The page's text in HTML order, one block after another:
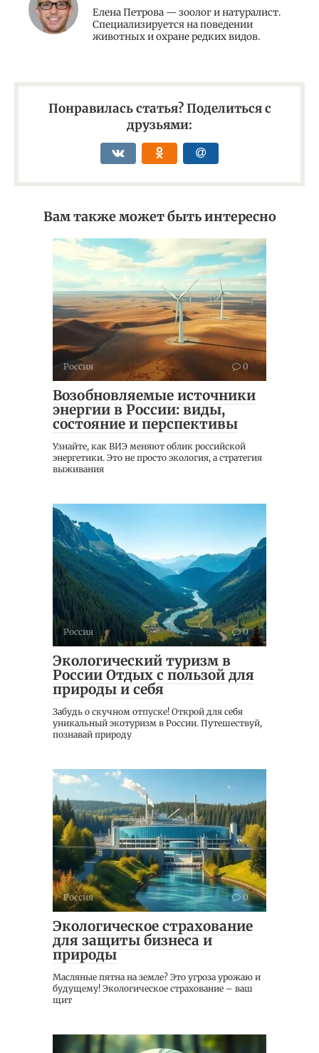
Елена Петрова — зоолог и натуралист.
Специализируется на поведении
животных и охране редких видов.
Понравилась статья? Поделиться с
друзьями:
Вам также может быть интересно
Россия 0
Возобновляемые источники
энергии в России: виды,
состояние и перспективы
Узнайте, как ВИЭ меняют облик российской
энергетики. Это не просто экология, а стратегия
выживания
Россия 0
Экологический туризм в
России Отдых с пользой для
природы и себя
Забудь о скучном отпуске! Открой для себя
уникальный экотуризм в России. Путешествуй,
познавай природу
Россия 0
Экологическое страхование
для защиты бизнеса и
природы
Масляные пятна на земле? Это угроза урожаю и
будущему! Экологическое страхование – ваш
щит